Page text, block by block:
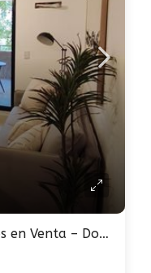
Departamento 2 Dormitorios en Venta – Dorrego 100